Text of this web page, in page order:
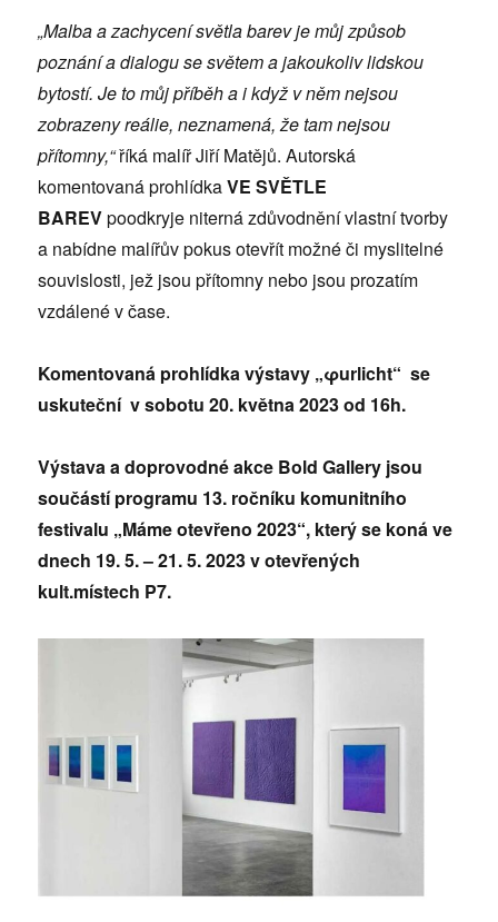
„Malba a zachycení světla barev je můj způsob
poznání a dialogu se světem a jakoukoliv lidskou
bytostí. Je to můj příběh a i když v něm nejsou
zobrazeny reálie, neznamená, že tam nejsou
přítomny,“říká malíř Jiří Matějů. Autorská
komentovaná prohlídkaVE SVĚTLE
BAREVpoodkryje niterná zdůvodnění vlastní tvorby
a nabídne malířův pokus otevřít možné či myslitelné
souvislosti, jež jsou přítomny nebo jsou prozatím
vzdálené v čase.
Komentovaná prohlídka výstavy „φurlicht“ se
uskuteční v sobotu 20. května 2023 od 16h.
Výstava a doprovodné akce Bold Gallery jsou
součástí programu 13. ročníku komunitního
festivalu „Máme otevřeno 2023“, který se koná ve
dnech 19. 5. – 21. 5. 2023 v otevřených
kult.místech P7.